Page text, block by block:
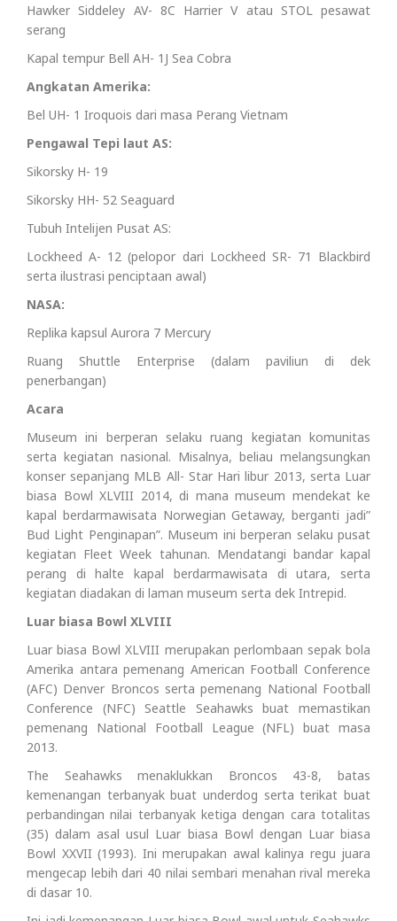
Hawker Siddeley AV- 8C Harrier V atau STOL pesawat
serang
Kapal tempur Bell AH- 1J Sea Cobra
Angkatan Amerika:
Bel UH- 1 Iroquois dari masa Perang Vietnam
Pengawal Tepi laut AS:
Sikorsky H- 19
Sikorsky HH- 52 Seaguard
Tubuh Intelijen Pusat AS:
Lockheed A- 12 (pelopor dari Lockheed SR- 71 Blackbird
serta ilustrasi penciptaan awal)
NASA:
Replika kapsul Aurora 7 Mercury
Ruang Shuttle Enterprise (dalam paviliun di dek
penerbangan)
Acara
Museum ini berperan selaku ruang kegiatan komunitas
serta kegiatan nasional. Misalnya, beliau melangsungkan
konser sepanjang MLB All- Star Hari libur 2013, serta Luar
biasa Bowl XLVIII 2014, di mana museum mendekat ke
kapal berdarmawisata Norwegian Getaway, berganti jadi”
Bud Light Penginapan”. Museum ini berperan selaku pusat
kegiatan Fleet Week tahunan. Mendatangi bandar kapal
perang di halte kapal berdarmawisata di utara, serta
kegiatan diadakan di laman museum serta dek Intrepid.
Luar biasa Bowl XLVIII
Luar biasa Bowl XLVIII merupakan perlombaan sepak bola
Amerika antara pemenang American Football Conference
(AFC) Denver Broncos serta pemenang National Football
Conference (NFC) Seattle Seahawks buat memastikan
pemenang National Football League (NFL) buat masa
2013.
The Seahawks menaklukkan Broncos 43-8, batas
kemenangan terbanyak buat underdog serta terikat buat
perbandingan nilai terbanyak ketiga dengan cara totalitas
(35) dalam asal usul Luar biasa Bowl dengan Luar biasa
Bowl XXVII (1993). Ini merupakan awal kalinya regu juara
mengecap lebih dari 40 nilai sembari menahan rival mereka
di dasar 10.